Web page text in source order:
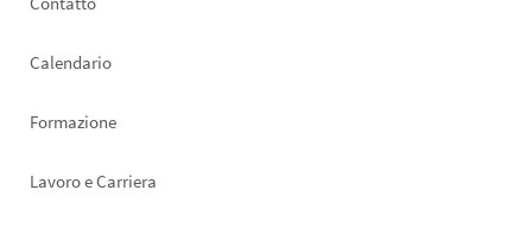
Footer
Calendario
Formazione
Lavoro e Carriera